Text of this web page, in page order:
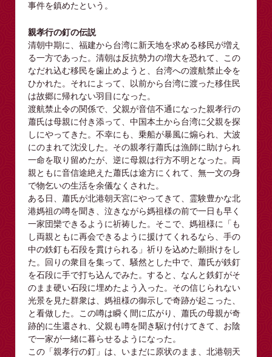
事件を鎮めたという。
親孝行の釘の伝説
清朝中期に、福建から台湾に新天地を求める移民が増え
る一方であった。清朝は反抗勢力の増大を恐れて、この
なだれ込む移民を歯止めようと、台湾への渡航禁止令を
ひかれた。それによって、以前から台湾に渡った移住民
は故郷に帰れない羽目になった。
渡航禁止令の関係で、父親が音信不通になった親孝行の
蕭氏は母親に付き添って、中国本土から台湾に父親を探
しにやってきた。不幸にも、乗船が暴風に煽られ、大波
にのまれて沈没した。その親孝行蕭氏は漁師に助けられ
一命を取り留めたが、逆に母親は行方不明となった。両
親ともに音信途絶えた蕭氏は途方にくれて、無一文の身
で物乞いの生活を余儀なくされた。
ある日、蕭氏が北港朝天宮にやってきて、霊験豊かな北
港媽祖の噂を聞き、泣きながら媽祖様の前で一日も早く
一家団欒できるように祈祷した。そこで、媽祖様に「も
し両親ともに再会できるように援けてくれるなら、手の
中の鉄釘も石段を貫けられる」祈りを込めた願掛けをし
た。回りの衆目を集って、騒然とした中で、蕭氏が鉄釘
を石段に手で打ち込んでみた。すると、なんと鉄釘がそ
のまま硬い石段に埋めたよう入った。その信じられない
光景を見た群衆は、媽祖様の御示しで奇跡が起こった、
と看做した。この噂は瞬く間に広がり、蕭氏の母親が奇
跡的に生還され、父親も噂を聞き駆け付けてきて、お陰
で一家が一緒に暮らせるようになった。
この「親孝行の釘」は、いまだに原状のまま、北港朝天